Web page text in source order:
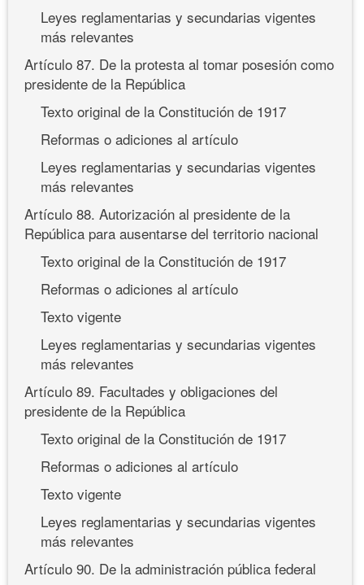
Leyes reglamentarias y secundarias vigentes
más relevantes
Artículo 87. De la protesta al tomar posesión como
presidente de la República
Texto original de la Constitución de 1917
Reformas o adiciones al artículo
Leyes reglamentarias y secundarias vigentes
más relevantes
Artículo 88. Autorización al presidente de la
República para ausentarse del territorio nacional
Texto original de la Constitución de 1917
Reformas o adiciones al artículo
Texto vigente
Leyes reglamentarias y secundarias vigentes
más relevantes
Artículo 89. Facultades y obligaciones del
presidente de la República
Texto original de la Constitución de 1917
Reformas o adiciones al artículo
Texto vigente
Leyes reglamentarias y secundarias vigentes
más relevantes
Artículo 90. De la administración pública federal